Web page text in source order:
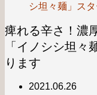
シ坦々麺」ス
痺れる辛さ！濃
「イノシシ坦々
ります
2021.06.26